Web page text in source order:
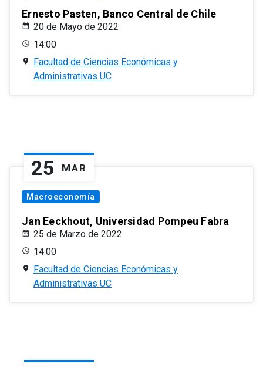
Ernesto Pasten, Banco Central de Chile
20 de Mayo de 2022
14:00
Facultad de Ciencias Económicas y
Administrativas UC
25 MAR
Macroeconomía
Jan Eeckhout, Universidad Pompeu Fabra
25 de Marzo de 2022
14:00
Facultad de Ciencias Económicas y
Administrativas UC